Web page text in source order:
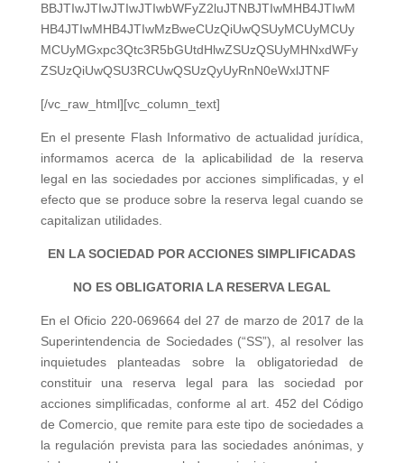
BBJTIwJTIwJTIwJTIwbWFyZ2luJTNBJTIwMHB4JTIwM
HB4JTIwMHB4JTIwMzBweCUzQiUwQSUyMCUyMCUy
MCUyMGxpc3Qtc3R5bGUtdHlwZSUzQSUyMHNxdWFy
ZSUzQiUwQSU3RCUwQSUzQyUyRnN0eWxlJTNF
[/vc_raw_html][vc_column_text]
En el presente Flash Informativo de actualidad jurídica,
informamos acerca de la aplicabilidad de la reserva
legal en las sociedades por acciones simplificadas, y el
efecto que se produce sobre la reserva legal cuando se
capitalizan utilidades.
EN LA SOCIEDAD POR ACCIONES SIMPLIFICADAS
NO ES OBLIGATORIA LA RESERVA LEGAL
En el Oficio 220-069664 del 27 de marzo de 2017 de la
Superintendencia de Sociedades (“SS”), al resolver las
inquietudes planteadas sobre la obligatoriedad de
constituir una reserva legal para las sociedad por
acciones simplificadas, conforme al art. 452 del Código
de Comercio, que remite para este tipo de sociedades a
la regulación prevista para las sociedades anónimas, y